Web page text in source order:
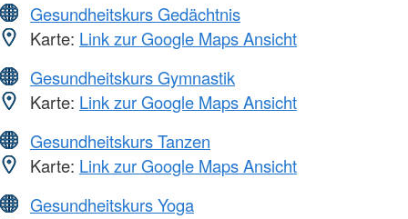
Gesundheitskurs Gedächtnis
Karte: Link zur Google Maps Ansicht
Gesundheitskurs Gymnastik
Karte: Link zur Google Maps Ansicht
Gesundheitskurs Tanzen
Karte: Link zur Google Maps Ansicht
Gesundheitskurs Yoga